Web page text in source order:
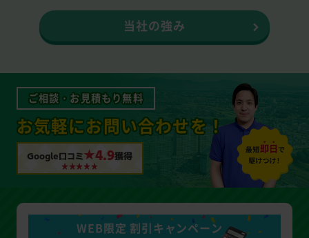
当社の強み
ご相談・お見積もり無料
お気軽にお問い合わせを！
Google口コミ ★4.9獲得
WEB限定 割引キャンペーン